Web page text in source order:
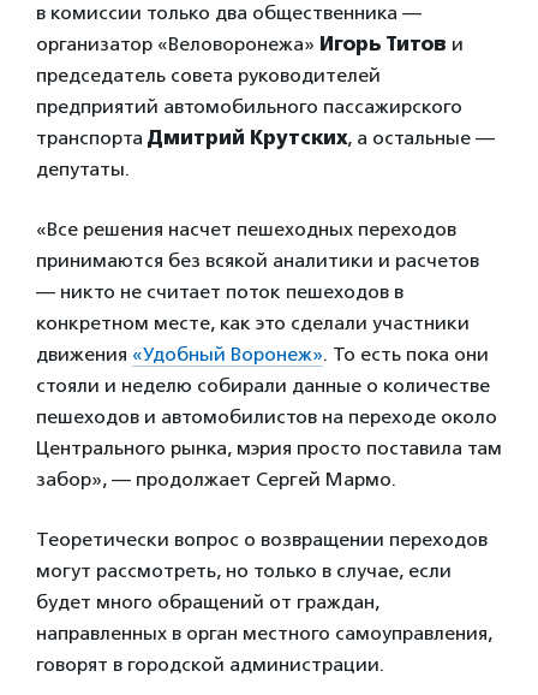
в комиссии только два общественника —
организатор «Веловоронежа» Игорь Титов и
председатель совета руководителей
предприятий автомобильного пассажирского
транспорта Дмитрий Крутских, а остальные —
депутаты.
«Все решения насчет пешеходных переходов
принимаются без всякой аналитики и расчетов
— никто не считает поток пешеходов в
конкретном месте, как это сделали участники
движения «Удобный Воронеж». То есть пока они
стояли и неделю собирали данные о количестве
пешеходов и автомобилистов на переходе около
Центрального рынка, мэрия просто поставила там
забор», — продолжает Сергей Мармо.
Теоретически вопрос о возвращении переходов
могут рассмотреть, но только в случае, если
будет много обращений от граждан,
направленных в орган местного самоуправления,
говорят в городской администрации.